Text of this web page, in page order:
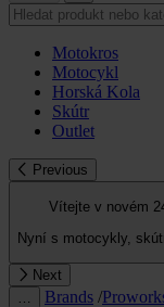
Motokros
Motocykl
Horská Kola
Skútr
Outlet
Previous
Vítejte v novém
Nyní s motocykly,
Next
Brands /